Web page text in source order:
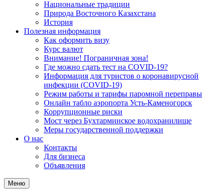
Национальные традиции
Природа Восточного Казахстана
История
Полезная информация
Как оформить визу
Курс валют
Внимание! Пограничная зона!
Где можно сдать тест на COVID-19?
Информация для туристов о коронавирусной
инфекции (COVID-19)
Режим работы и тарифы паромной переправы
Онлайн табло аэропорта Усть-Каменогорск
Коррупционные риски
Мост через Бухтарминское водохранилище
Меры государственной поддержки
О нас
Контакты
Для бизнеса
Объявления
Меню